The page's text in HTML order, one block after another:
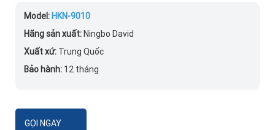
Model: HKN-9010
Hãng sản xuất: Ningbo David
Xuất xứ: Trung Quốc
Bảo hành: 12 tháng
GỌI NGAY